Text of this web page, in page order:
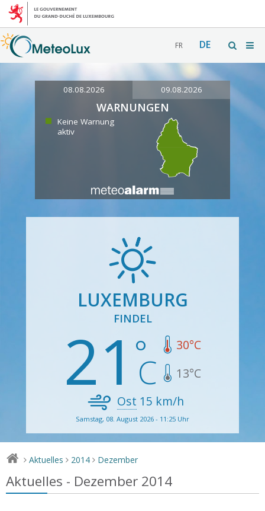
FR DE
08.08.2026 09.08.2026
WARNUNGEN
Keine Warnung
aktiv
LUXEMBURG
FINDEL
21 30°C
13°C
Ost 15 km/h
Samstag, 08. August 2026 - 11:25 Uhr
> Aktuelles > 2014 > Dezember
Aktuelles - Dezember 2014